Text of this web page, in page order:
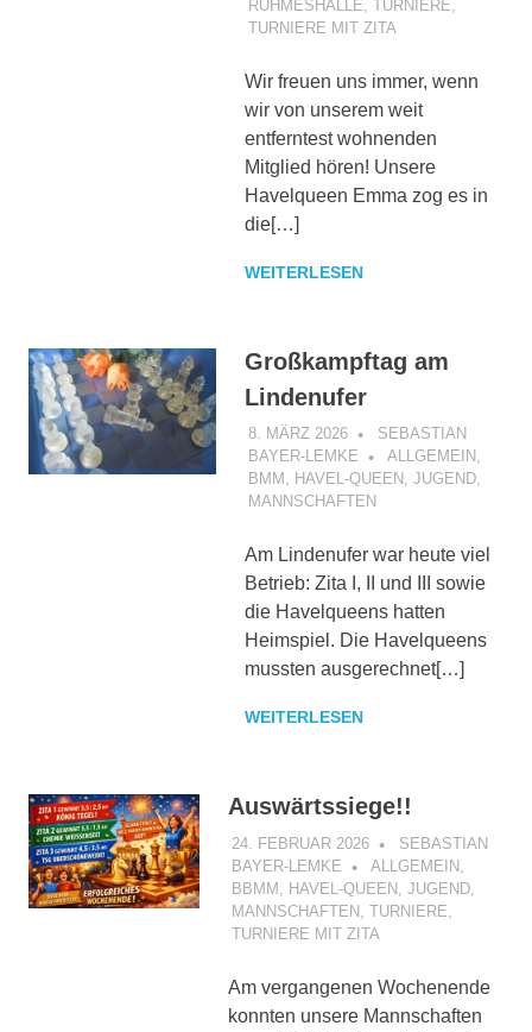
RUHMESHALLE TURNIERE
TURNIERE MIT ZITA
Wir freuen uns immer, wenn
wir von unserem weit
entferntest wohnenden
Mitglied hören! Unsere
Havelqueen Emma zog es in
die[…]
WEITERLESEN
Großkampftag am
Lindenufer
8. MÄRZ 2026
SEBASTIAN
BAYER-LEMKE
ALLGEMEIN ,
BMM , HAVEL-QUEEN , JUGEND,
MANNSCHAFTEN
Am Lindenufer war heute viel
Betrieb: Zita I, II und III sowie
die Havelqueens hatten
Heimspiel. Die Havelqueens
mussten ausgerechnet[…]
WEITERLESEN
Auswärtssiege!!
24. FEBRUAR 2026
SEBASTIAN
BAYER-LEMKE
ALLGEMEIN,
BBMM
HAVEL-QUEEN, JUGEND,
MANNSCHAFTEN, TURNIERE
TURNIERE MIT ZITA
Am vergangenen Wochenende
konnten unsere Mannschaften